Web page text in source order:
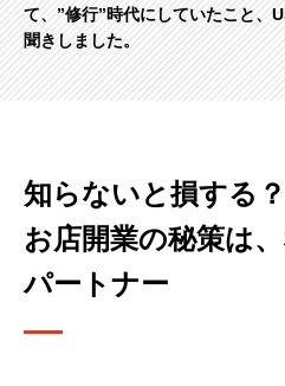
て、”修行”時代にしていたこと、
聞きしました。
知らないと損する？
お店開業の秘策は
パートナー